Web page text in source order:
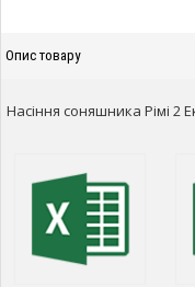
Опис товару
Насіння соняшника Рімі 2